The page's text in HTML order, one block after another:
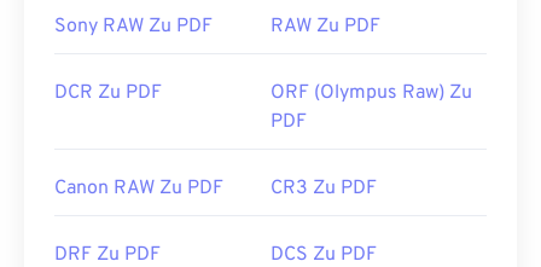
Sony RAW Zu PDF RAW Zu PDF
DCR Zu PDF
ORF (Olympus Raw) Zu
PDF
Canon RAW Zu PDF CR3 Zu PDF
DRF Zu PDF DCS Zu PDF